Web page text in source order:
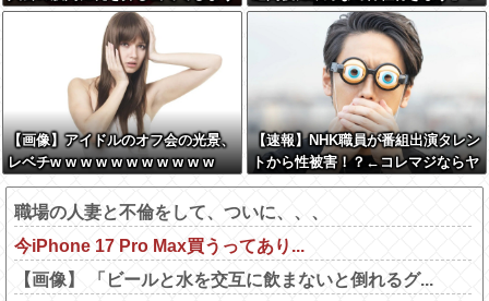
wwwww
これ
【画像】アイドルのオフ会の光景、
レベチw w w w w w w w w w w
【速報】NHK職員が番組出演タレン
トから性被害！？←コレマジならヤ
バくねーか？
職場の人妻と不倫をして、ついに、、、
今iPhone 17 Pro Max買うってあり...
【画像】 「ビールと水を交互に飲まないと倒れるグ...